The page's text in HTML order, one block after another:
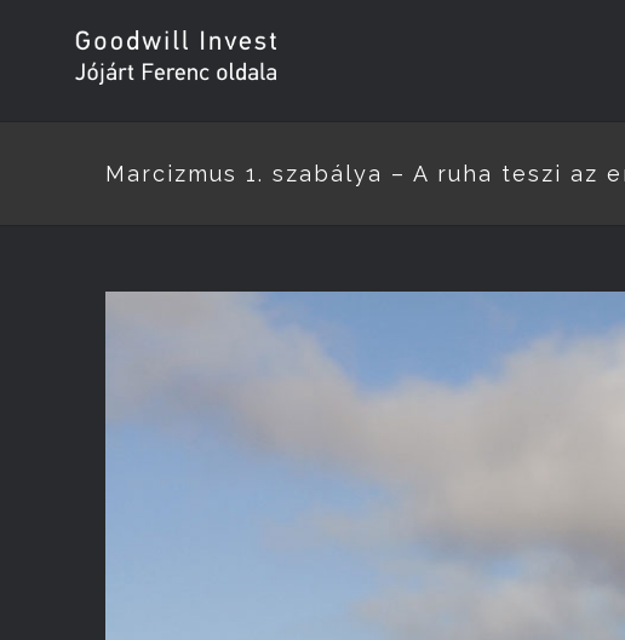
Marcizmus 1. szabálya – A ruha teszi az